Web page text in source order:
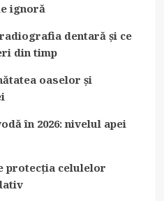
ignoră
dentară și ce
din timp
oaselor și
în 2026: nivelul apei
protecția celulelor